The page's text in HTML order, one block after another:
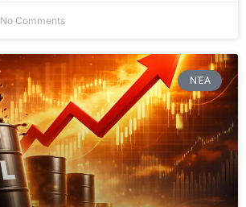
No Comments
ΝΈΑ